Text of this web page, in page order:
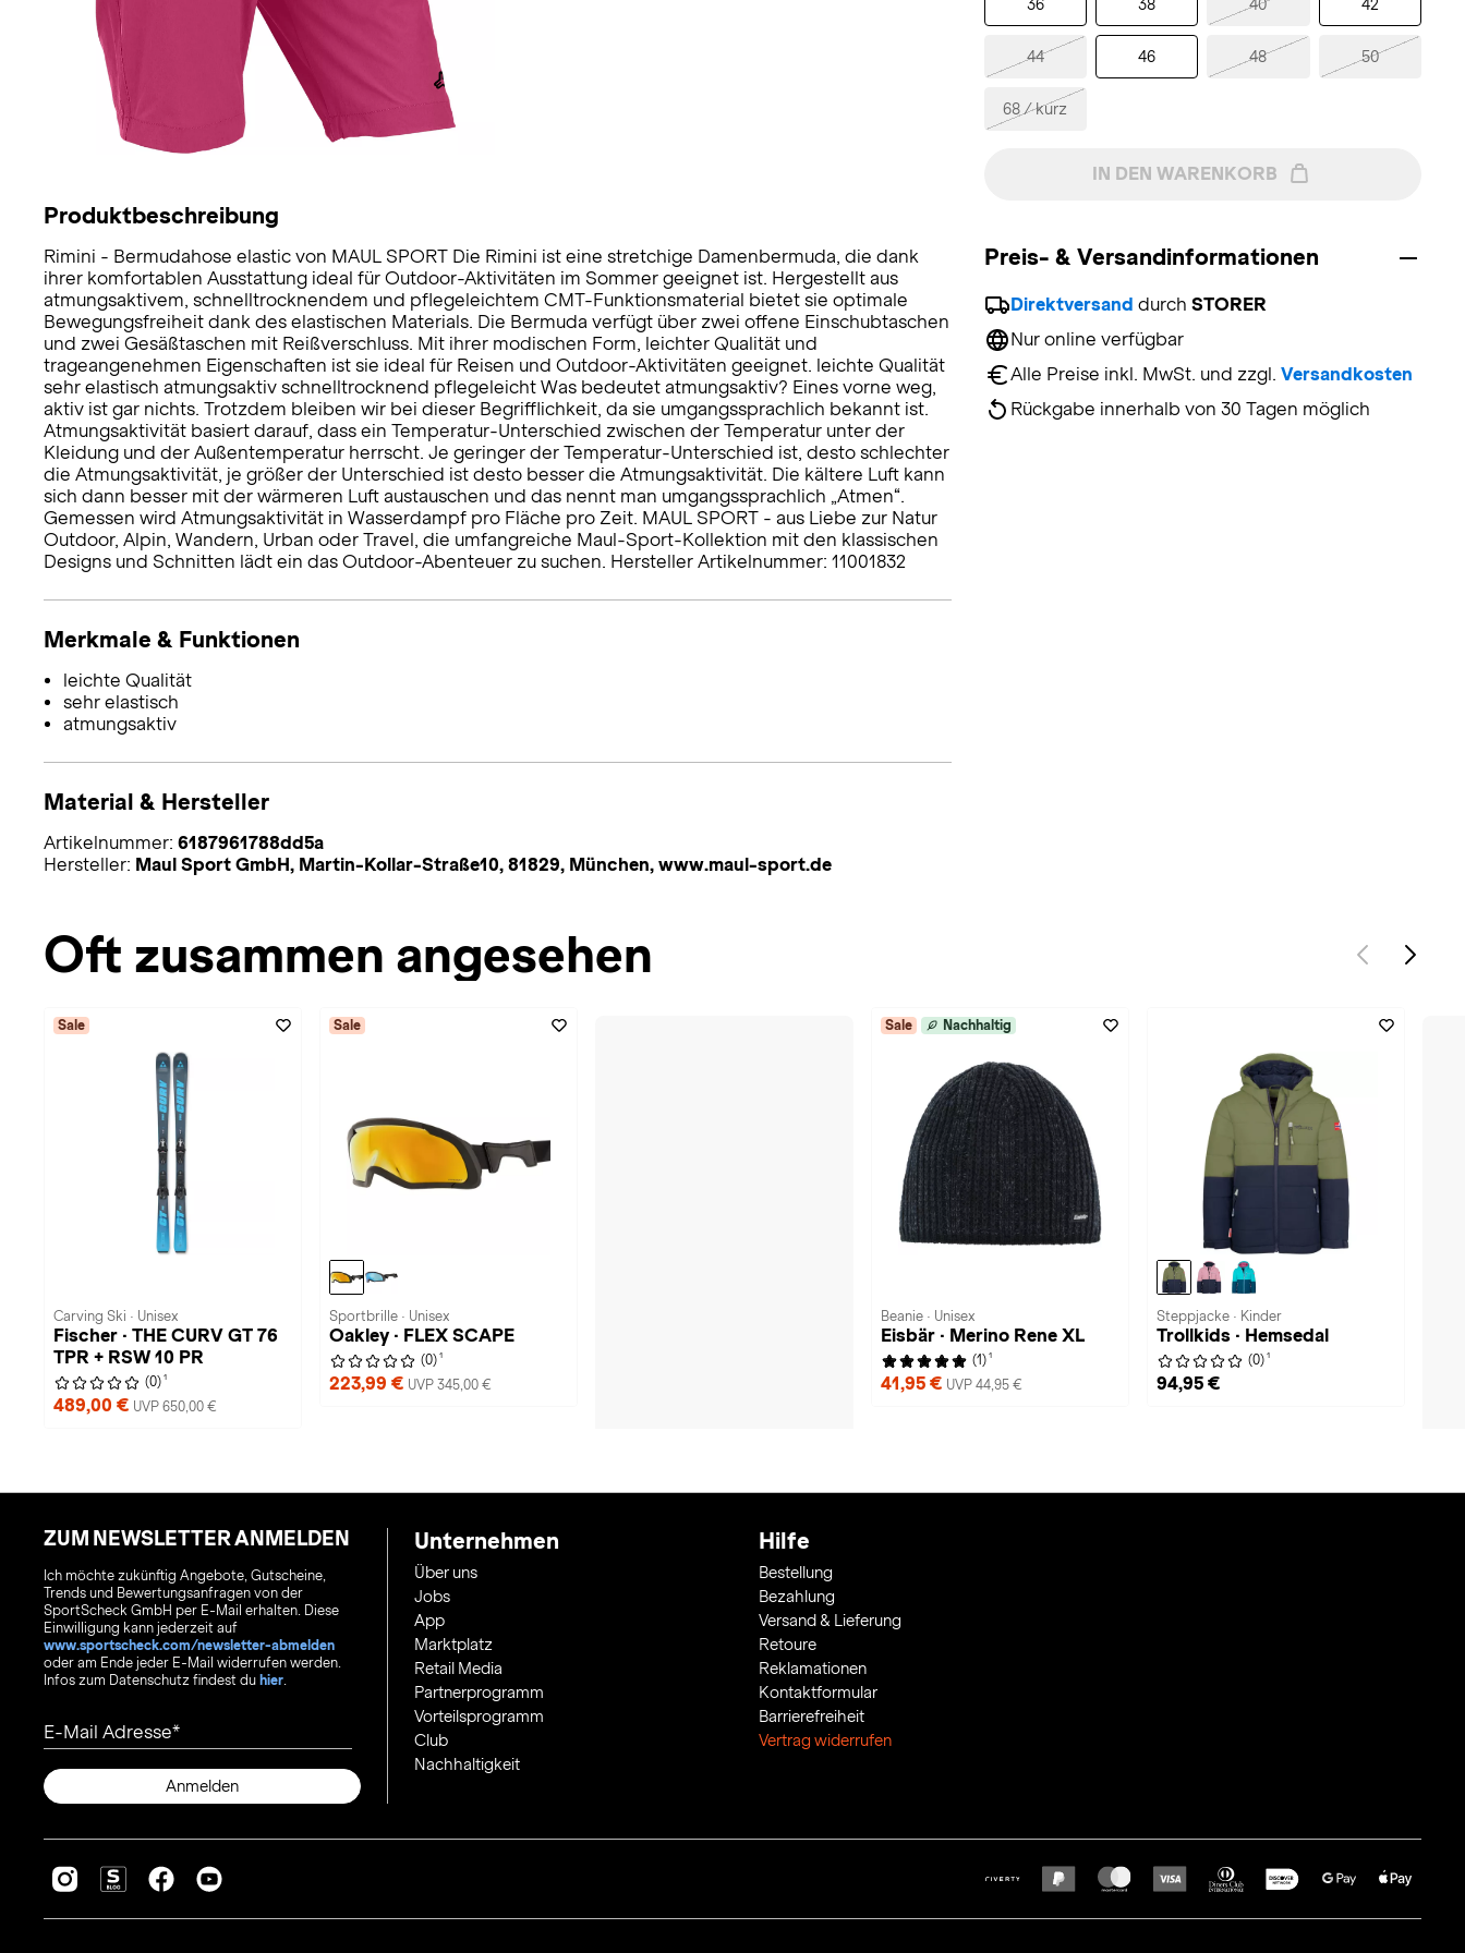
36 38 40 42
44 46 48 50
68 / kurz
IN DEN WARENKORB
Preis- & Versandinformationen
Direktversand durch STORER
Nur online verfügbar
Alle Preise inkl. MwSt. und zzgl. Versandkosten
Rückgabe innerhalb von 30 Tagen möglich
Produktbeschreibung
Rimini - Bermudahose elastic von MAUL SPORT Die Rimini ist eine stretchige Damenbermuda, die dank
ihrer komfortablen Ausstattung ideal für Outdoor-Aktivitäten im Sommer geeignet ist. Hergestellt aus
atmungsaktivem, schnelltrocknendem und pflegeleichtem CMT-Funktionsmaterial bietet sie optimale
Bewegungsfreiheit dank des elastischen Materials. Die Bermuda verfügt über zwei offene Einschubtaschen
und zwei Gesäßtaschen mit Reißverschluss. Mit ihrer modischen Form, leichter Qualität und
trageangenehmen Eigenschaften ist sie ideal für Reisen und Outdoor-Aktivitäten geeignet. leichte Qualität
sehr elastisch atmungsaktiv schnelltrocknend pflegeleicht Was bedeutet atmungsaktiv? Eines vorne weg,
aktiv ist gar nichts. Trotzdem bleiben wir bei dieser Begrifflichkeit, da sie umgangssprachlich bekannt ist.
Atmungsaktivität basiert darauf, dass ein Temperatur-Unterschied zwischen der Temperatur unter der
Kleidung und der Außentemperatur herrscht. Je geringer der Temperatur-Unterschied ist, desto schlechter
die Atmungsaktivität, je größer der Unterschied ist desto besser die Atmungsaktivität. Die kältere Luft kann
sich dann besser mit der wärmeren Luft austauschen und das nennt man umgangssprachlich „Atmen“.
Gemessen wird Atmungsaktivität in Wasserdampf pro Fläche pro Zeit. MAUL SPORT - aus Liebe zur Natur
Outdoor, Alpin, Wandern, Urban oder Travel, die umfangreiche Maul-Sport-Kollektion mit den klassischen
Designs und Schnitten lädt ein das Outdoor-Abenteuer zu suchen. Hersteller Artikelnummer: 11001832
Merkmale & Funktionen
leichte Qualität
sehr elastisch
atmungsaktiv
Material & Hersteller
Artikelnummer: 6187961788dd5a
Hersteller: Maul Sport GmbH, Martin-Kollar-Straße10, 81829, München, www.maul-sport.de
Oft zusammen angesehen
Sale
Carving Ski · Unisex
Fischer · THE CURV GT 76
TPR + RSW 10 PR
(0) 1
489,00 € UVP 650,00 €
Sale
Sportbrille · Unisex
Oakley · FLEX SCAPE
(0) 1
223,99 € UVP 345,00 €
Sale Nachhaltig
Beanie · Unisex
Eisbär · Merino Rene XL
(1) 1
41,95 € UVP 44,95 €
Steppjacke · Kinder
Trollkids · Hemsedal
(0) 1
94,95 €
ZUM NEWSLETTER ANMELDEN
Ich möchte zukünftig Angebote, Gutscheine,
Trends und Bewertungsanfragen von der
SportScheck GmbH per E-Mail erhalten. Diese
Einwilligung kann jederzeit auf
www.sportscheck.com/newsletter-abmelden
oder am Ende jeder E-Mail widerrufen werden.
Infos zum Datenschutz findest du hier.
E-Mail Adresse
Anmelden
Unternehmen
Über uns
Jobs
App
Marktplatz
Retail Media
Partnerprogramm
Vorteilsprogramm
Club
Nachhaltigkeit
Hilfe
Bestellung
Bezahlung
Versand & Lieferung
Retoure
Reklamationen
Kontaktformular
Barrierefreiheit
Vertrag widerrufen